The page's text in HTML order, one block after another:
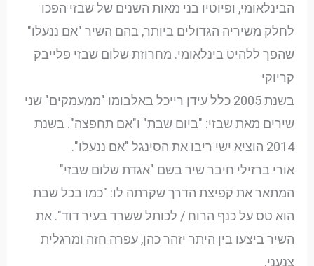
הבינלאומי, ופיוטיו בני מאות השנים של שבזי הפכו
לחלק משיריה הגדולים ביותר, בהם השיר "אם ננעלו"
שהפך ללהיט בינלאומי. מחרוזת שלום שבזי פלייבק
קריוקי
בשנת 2005 כלל עידן רייכל באלבומו "ממעמקים" שני
שירים מאת שבזי: "ביום שבת" ו"אם תחפצה". בשנת
2014 הוציא ישי ריבו את הסינגל "אם ננעלו".
אורי ברזילי חיבר שיר בשם "אגדת שלום שבזי"
המתאר את קפיצת הדרך שקרתה לו: "כמו בכל שבת
הוא טס על כנף הרוח / לכותל ששרד בעיר דוד". את
השיר ביצעו בין היתר יזהר כהן, עפרה חזה ומרגלית
צנעני.